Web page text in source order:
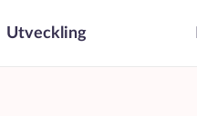
Utveckling